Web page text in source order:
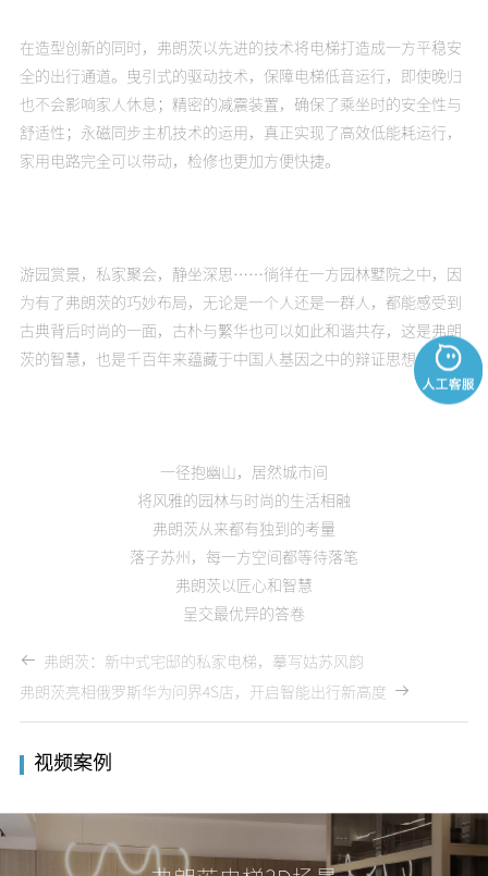
在造型创新的同时，弗朗茨以先进的技术将电梯打造成一方平稳安
全的出行通道。曳引式的驱动技术，保障电梯低音运行，即使晚归
也不会影响家人休息；精密的减震装置，确保了乘坐时的安全性与
舒适性；永磁同步主机技术的运用，真正实现了高效低能耗运行，
家用电路完全可以带动，检修也更加方便快捷。
游园赏景，私家聚会，静坐深思……徜徉在一方园林墅院之中，因
为有了弗朗茨的巧妙布局，无论是一个人还是一群人，都能感受到
古典背后时尚的一面，古朴与繁华也可以如此和谐共存，这是弗朗
茨的智慧，也是千百年来蕴藏于中国人基因之中的辩证思想。
一径抱幽山，居然城市间
将风雅的园林与时尚的生活相融
弗朗茨从来都有独到的考量
落子苏州，每一方空间都等待落笔
弗朗茨以匠心和智慧
呈交最优异的答卷
弗朗茨：新中式宅邸的私家电梯，摹写姑苏风韵
弗朗茨亮相俄罗斯华为问界4S店，开启智能出行新高度
视频案例